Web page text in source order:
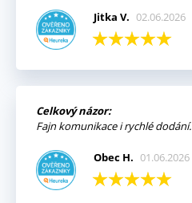
Jitka V. 02.06.2026
Celkový názor:
Fajn komunikace i rychlé dodání.
Obec H. 01.06.2026